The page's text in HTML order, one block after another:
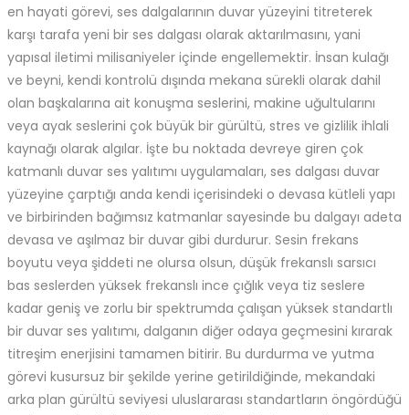
en hayati görevi, ses dalgalarının duvar yüzeyini titreterek
karşı tarafa yeni bir ses dalgası olarak aktarılmasını, yani
yapısal iletimi milisaniyeler içinde engellemektir. İnsan kulağı
ve beyni, kendi kontrolü dışında mekana sürekli olarak dahil
olan başkalarına ait konuşma seslerini, makine uğultularını
veya ayak seslerini çok büyük bir gürültü, stres ve gizlilik ihlali
kaynağı olarak algılar. İşte bu noktada devreye giren çok
katmanlı duvar ses yalıtımı uygulamaları, ses dalgası duvar
yüzeyine çarptığı anda kendi içerisindeki o devasa kütleli yapı
ve birbirinden bağımsız katmanlar sayesinde bu dalgayı adeta
devasa ve aşılmaz bir duvar gibi durdurur. Sesin frekans
boyutu veya şiddeti ne olursa olsun, düşük frekanslı sarsıcı
bas seslerden yüksek frekanslı ince çığlık veya tiz seslere
kadar geniş ve zorlu bir spektrumda çalışan yüksek standartlı
bir duvar ses yalıtımı, dalganın diğer odaya geçmesini kırarak
titreşim enerjisini tamamen bitirir. Bu durdurma ve yutma
görevi kusursuz bir şekilde yerine getirildiğinde, mekandaki
arka plan gürültü seviyesi uluslararası standartların öngördüğü